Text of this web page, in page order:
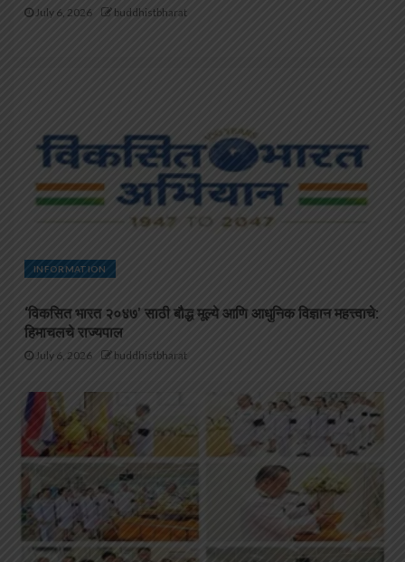
July 6, 2026 buddhistbharat
INFORMATION
‘विकसित भारत २०४७’ साठी बौद्ध मूल्ये आणि आधुनिक विज्ञान महत्त्वाचे:
हिमाचलचे राज्यपाल
July 6, 2026 buddhistbharat